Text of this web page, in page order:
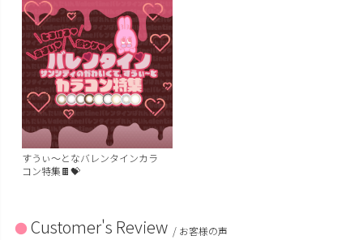
すうぃ～となバレンタインカラ
コン特集🍫💝
Customer's Review / お客様の声